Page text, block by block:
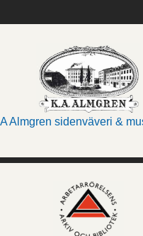
A Almgren sidenväveri &